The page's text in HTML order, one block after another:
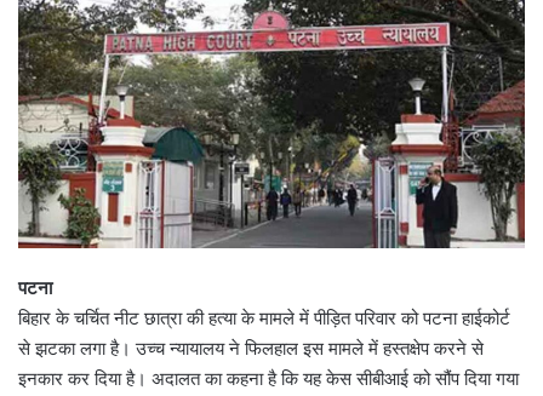
पटना
बिहार के चर्चित नीट छात्रा की हत्या के मामले में पीड़ित परिवार को पटना हाईकोर्ट
से झटका लगा है। उच्च न्यायालय ने फिलहाल इस मामले में हस्तक्षेप करने से
इनकार कर दिया है। अदालत का कहना है कि यह केस सीबीआई को सौंप दिया गया